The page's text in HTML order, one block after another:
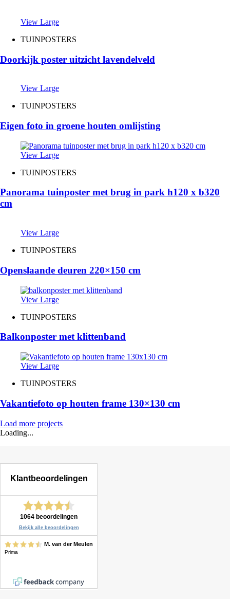
View Large
TUINPOSTERS
Doorkijk poster uitzicht lavendelveld
View Large
TUINPOSTERS
Eigen foto in groene houten omlijsting
View Large
TUINPOSTERS
Panorama tuinposter met brug in park h120 x b320
cm
View Large
TUINPOSTERS
Openslaande deuren 220×150 cm
View Large
TUINPOSTERS
Balkonposter met klittenband
View Large
TUINPOSTERS
Vakantiefoto op houten frame 130×130 cm
Load more projects
Loading...